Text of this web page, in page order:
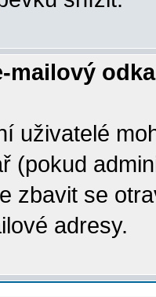
mailový
uživatelé
(pokud
zbavit se
adresy.